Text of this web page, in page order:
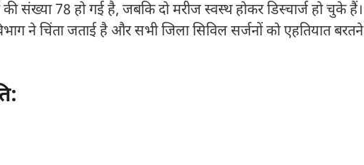
संख्या 78 हो गई है, जबकि दो मरीज स्वस्थ होकर डिस्चार्ज हो चुके हैं।
ने चिंता जताई है और सभी जिला सिविल सर्जनों को एहतियात बरतने